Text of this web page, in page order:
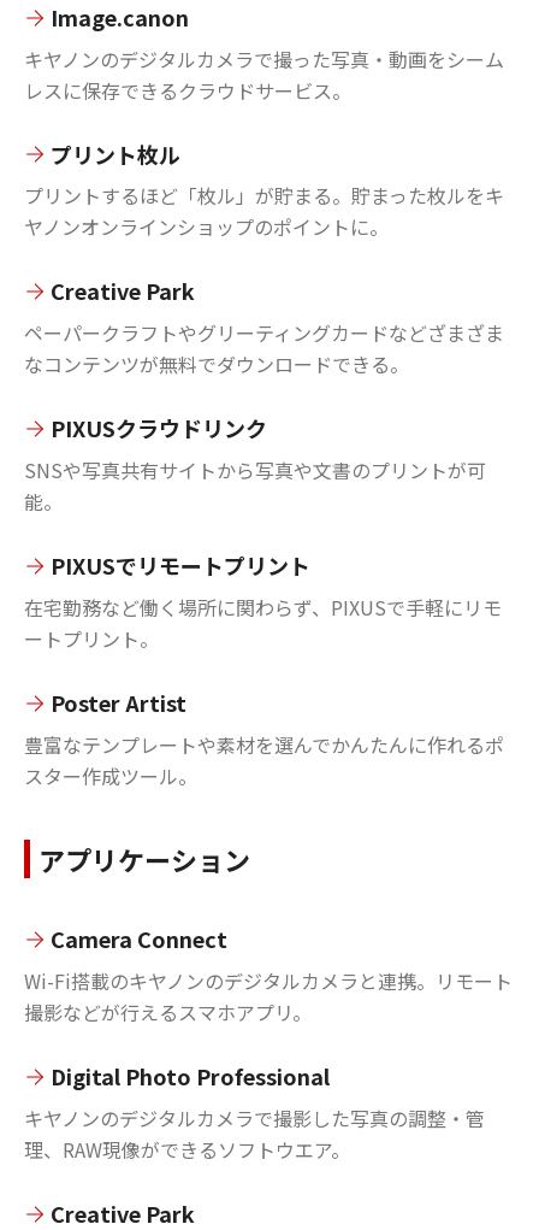
Image.canon
キヤノンのデジタルカメラで撮った写真・動画をシーム
レスに保存できるクラウドサービス。
プリント枚ル
プリントするほど「枚ル」が貯まる。貯まった枚ルをキ
ヤノンオンラインショップのポイントに。
Creative Park
ペーパークラフトやグリーティングカードなどざまざま
なコンテンツが無料でダウンロードできる。
PIXUSクラウドリンク
SNSや写真共有サイトから写真や文書のプリントが可
能。
PIXUSでリモートプリント
在宅勤務など働く場所に関わらず、PIXUSで手軽にリモ
ートプリント。
Poster Artist
豊富なテンプレートや素材を選んでかんたんに作れるポ
スター作成ツール。
アプリケーション
Camera Connect
Wi-Fi搭載のキヤノンのデジタルカメラと連携。リモート
撮影などが行えるスマホアプリ。
Digital Photo Professional
キヤノンのデジタルカメラで撮影した写真の調整・管
理、RAW現像ができるソフトウエア。
Creative Park